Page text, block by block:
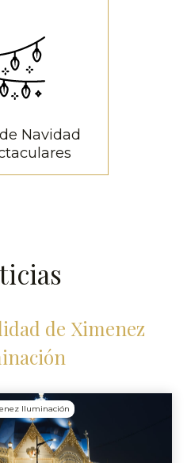
las luces de
de tu ciudad
Navidad
más
de Navidad
de Ximenez
Iluminación